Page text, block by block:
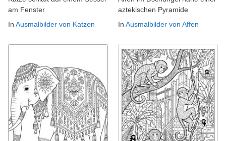
am Fenster
In Ausmalbilder von Katzen
aztekischen Pyramide
In Ausmalbilder von Affen